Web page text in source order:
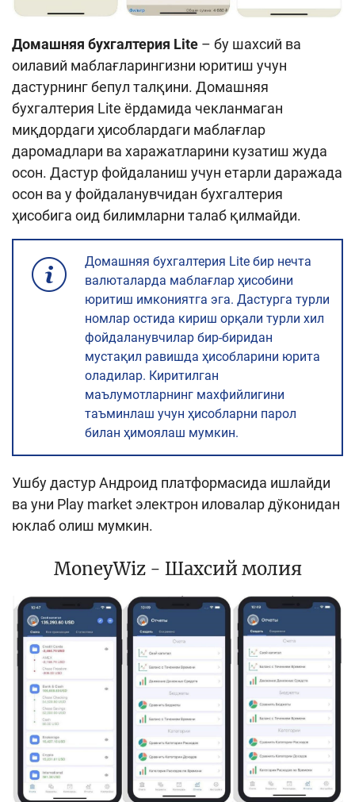
Домашняя бухгалтерия Lite – бу шахсий ва
оилавий маблағларингизни юритиш учун
дастурнинг бепул талқини. Домашняя
бухгалтерия Lite ёрдамида чекланмаган
миқдордаги ҳисоблардаги маблағлар
даромадлари ва харажатларини кузатиш жуда
осон. Дастур фойдаланиш учун етарли даражада
осон ва у фойдаланувчидан бухгалтерия
ҳисобига оид билимларни талаб қилмайди.
Домашняя бухгалтерия Lite бир нечта
валюталарда маблағлар ҳисобини
юритиш имкониятга эга. Дастурга турли
номлар остида кириш орқали турли хил
фойдаланувчилар бир-биридан
мустақил равишда ҳисобларини юрита
оладилар. Киритилган
маълумотларнинг махфийлигини
таъминлаш учун ҳисобларни парол
билан ҳимоялаш мумкин.
Ушбу дастур Андроид платформасида ишлайди
ва уни Play market электрон иловалар дўконидан
юклаб олиш мумкин.
MoneyWiz - Шахсий молия